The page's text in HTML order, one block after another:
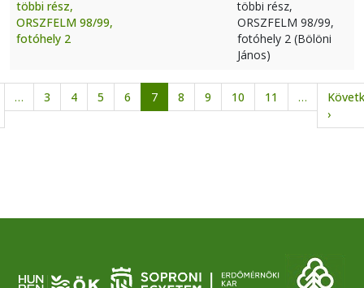
többi rész,
ORSZFELM 98/99,
fotóhely 2
többi rész,
ORSZFELM 98/99,
fotóhely 2 (Bölöni
János)
Oldalszámozás
oldal
… 3 4 5 6 7 8 9 10 11 …
›